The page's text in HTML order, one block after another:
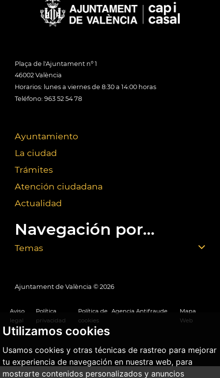
Utilizamos cookies
Usamos cookies y otras técnicas de rastreo para mejorar
tu experiencia de navegación en nuestra web, para
mostrarte contenidos personalizados y anuncios
Plaça de l'Ajuntament nº 1
46002 València
Horarios: lunes a viernes de 8:30 a 14:00 horas
Teléfono: 963 52 54 78
Ayuntamiento
La ciudad
Trámites
Atención ciudadana
Actualidad
Navegación por...
Temas
Ajuntament de València © 2026
Aviso
legal
Política
privacidad
Política de
cookies
Agencia Antifraude
Mapa
Web